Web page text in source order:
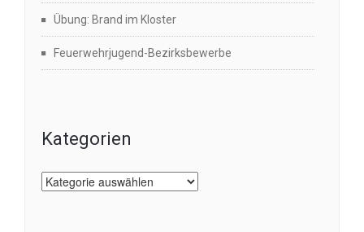
Übung: Brand im Kloster
Feuerwehrjugend-Bezirksbewerbe
Kategorien
Kategorien